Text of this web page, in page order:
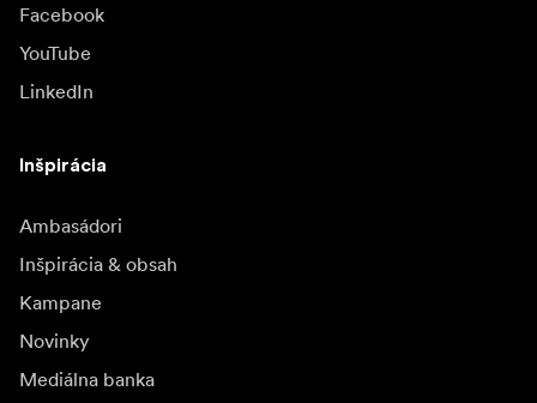
Facebook
YouTube
LinkedIn
Inšpirácia
Ambasádori
Inšpirácia & obsah
Kampane
Novinky
Mediálna banka